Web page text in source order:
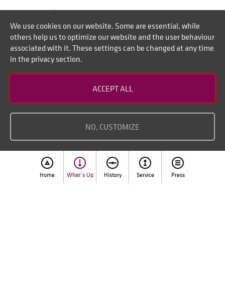
Home What´s Up History Service Press
Imprint
We use cookies on our website. Some are essential, while
others help us to optimize our website and the user behaviour
associated with it. These settings can be changed at any time
in the privacy section.
ACCEPT ALL
NO, CUSTOMIZE